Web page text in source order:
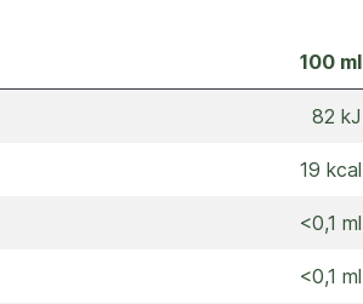
100 ml
82 kJ
19 kcal
<0,1 ml
<0,1 ml